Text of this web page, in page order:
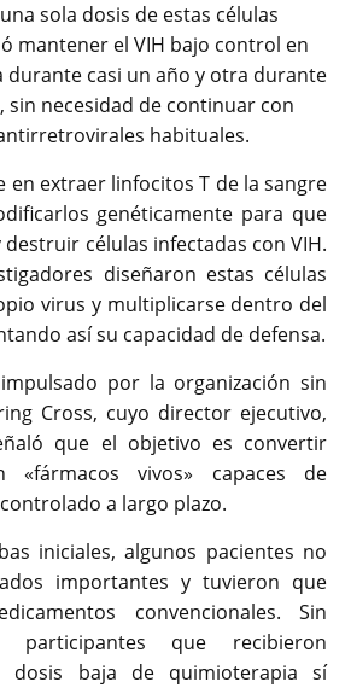
sola dosis de estas células
mantener el VIH bajo control en
durante casi un año y otra durante
sin necesidad de continuar con
habituales.
en extraer linfocitos T de la sangre
genéticamente para que
células infectadas con VIH.
diseñaron estas células
virus y multiplicarse dentro del
así su capacidad de defensa.
por la organización sin
Cross, cuyo director ejecutivo,
que el objetivo es convertir
«fármacos vivos» capaces de
a largo plazo.
iniciales, algunos pacientes no
importantes y tuvieron que
convencionales. Sin
participantes que recibieron
dosis baja de quimioterapia sí